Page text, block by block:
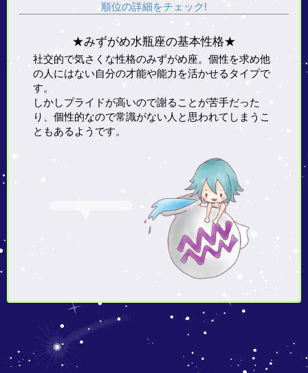
順位の詳細をチェック!
★みずがめ水瓶座の基本性格★
社交的で気さくな性格のみずがめ座。個性を求め他
の人にはない自分の才能や能力を活かせるタイプで
す。
しかしプライドが高いので謝ることが苦手だった
り、個性的なので常識がない人と思われてしまうこ
ともあるようです。